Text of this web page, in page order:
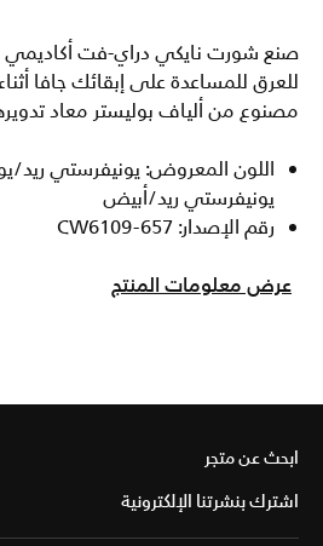
صنع شورت نايكي دراي-فت أكاديمي
للعرق للمساعدة على إبقائك جافا
مصنوع من ألياف بوليستر معاد تدويرها
اللون المعروض: يونيفرستي ريد/
يونيفرستي ريد/أبيض
رقم الإصدار: CW6109-657
عرض معلومات المنتج
ابحث عن متجر
اشترك بنشرتنا الإلكترونية